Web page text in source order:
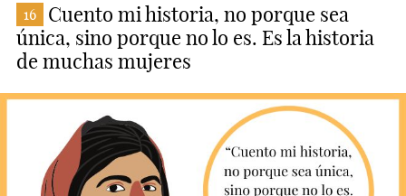
16
Cuento mi historia, no porque sea
única, sino porque no lo es. Es la historia
de muchas mujeres